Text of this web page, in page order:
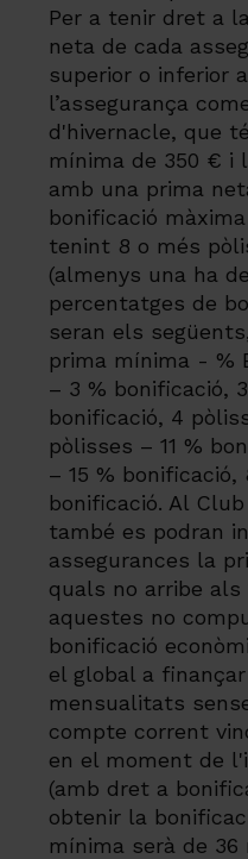
Per a tenir dret a
neta de cada
superior o inferior
l’assegurança
d'hivernacle, que
mínima de 350 € i
amb una prima
bonificació
tenint 8 o més
(almenys una ha
percentatges de
seran els
prima mínima - %
– 3 % bonificació,
bonificació, 4
pòlisses – 11 %
– 15 %
bonificació. Al
també es podran
assegurances la
quals no arribe als
aquestes no
bonificació
el global a
mensualitats
compte corrent
en el moment de
(amb dret a
obtenir la
mínima serà de 36